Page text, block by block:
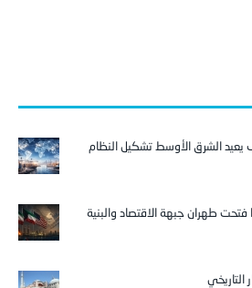
يعيد الشرق الأوسط تشكيل النظام
طهران جبهة الاقتصاد والبنية
التاريخي